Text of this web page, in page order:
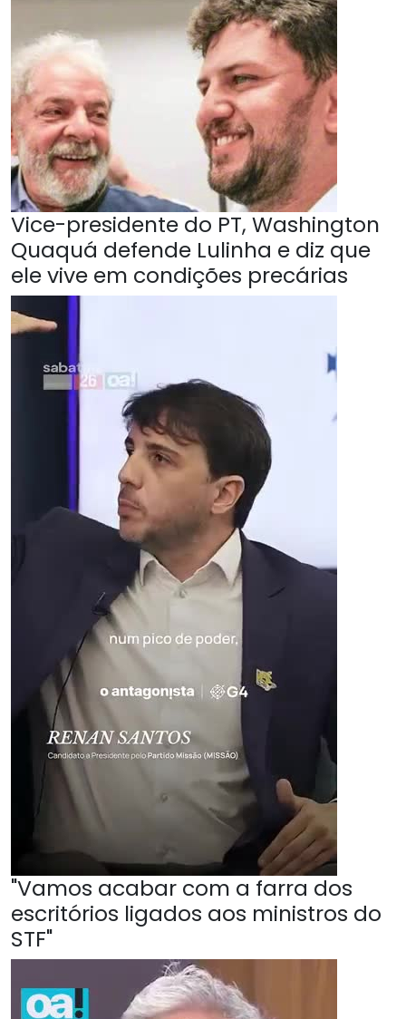
Vice-presidente do PT, Washington
Quaquá defende Lulinha e diz que
ele vive em condições precárias
"Vamos acabar com a farra dos
escritórios ligados aos ministros do
STF"